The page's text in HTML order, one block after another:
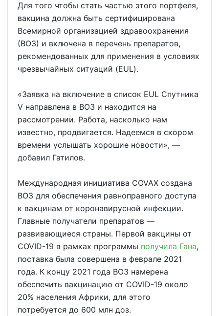
Для того чтобы стать частью этого портфеля,
вакцина должна быть сертифицирована
Всемирной организацией здравоохранения
(ВОЗ) и включена в перечень препаратов,
рекомендованных для применения в условиях
чрезвычайных ситуаций (EUL).
«Заявка на включение в список EUL Спутника
V направлена в ВОЗ и находится на
рассмотрении. Работа, насколько нам
известно, продвигается. Надеемся в скором
времени услышать хорошие новости», —
добавил Гатилов.
Международная инициатива COVAX создана
ВОЗ для обеспечения равноправного доступа
к вакцинам от коронавирусной инфекции.
Главные получатели препаратов —
развивающиеся страны. Первой вакцины от
COVID-19 в рамках программы получила Гана,
поставка была совершена в феврале 2021
года. К концу 2021 года ВОЗ намерена
обеспечить вакцинацию от COVID-19 около
20% населения Африки, для этого
потребуется до 600 млн доз.